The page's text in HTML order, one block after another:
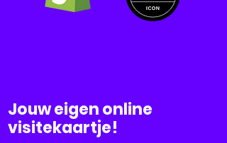
Jouw eigen online
visitekaartje!